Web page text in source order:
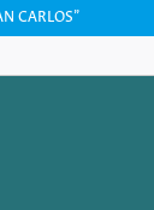
CARLOS”